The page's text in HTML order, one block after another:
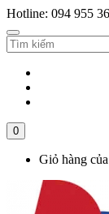
Hotline: 094 955
0
Giỏ hàng